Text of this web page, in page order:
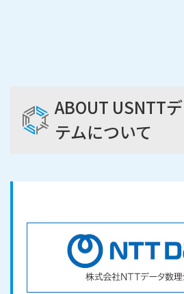
ABOUT USNTT
テムについて